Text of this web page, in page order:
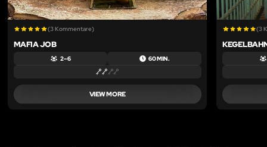
(3 Kommentare)
MAFIA JOB
2 – 6 60 MIN.
VIEW MORE
(3